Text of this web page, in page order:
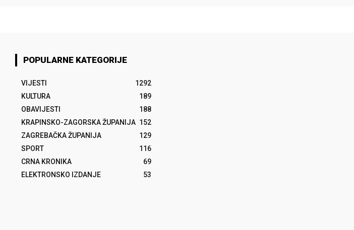
POPULARNE KATEGORIJE
VIJESTI
1292
KULTURA
189
OBAVIJESTI
188
KRAPINSKO-ZAGORSKA ŽUPANIJA 152
ZAGREBAČKA ŽUPANIJA
129
SPORT
116
CRNA KRONIKA
69
ELEKTRONSKO IZDANJE
53